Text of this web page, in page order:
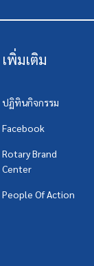
เพิ่มเติม
ปฏิทินกิจกรรม
Facebook
Rotary Brand
Center
People Of Action